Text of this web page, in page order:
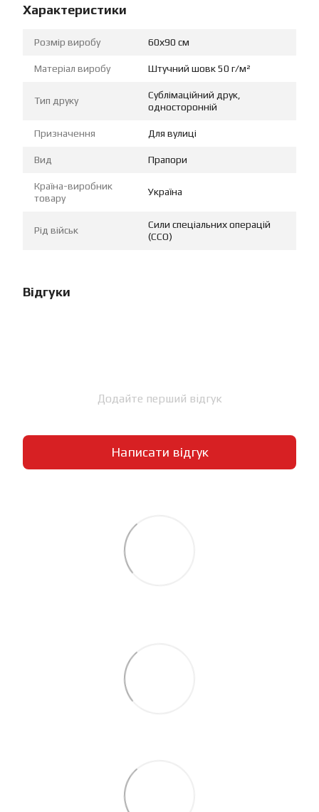
Характеристики
Розмір виробу 60х90 см
Матеріал виробу Штучний шовк 50 г/м²
Тип друку
Сублімаційний друк,
односторонній
Призначення Для вулиці
Вид Прапори
Країна-виробник
товару
Україна
Рід військ
Сили спеціальних операцій
(ССО)
Відгуки
Додайте перший відгук
Написати відгук